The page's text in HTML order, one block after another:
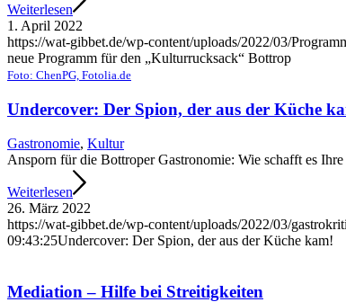
Weiterlesen
1. April 2022
https://wat-gibbet.de/wp-content/uploads/2022/03/
neue Programm für den „Kulturrucksack“ Bottrop
Foto: ChenPG, Fotolia.de
Undercover: Der Spion, der aus der Küche
Gastronomie, Kultur
Ansporn für die Bottroper Gastronomie: Wie schafft es
Weiterlesen
26. März 2022
https://wat-gibbet.de/wp-content/uploads/2022/03/
09:43:25Undercover: Der Spion, der aus der Küche kam!
Mediation – Hilfe bei Streitigkeiten